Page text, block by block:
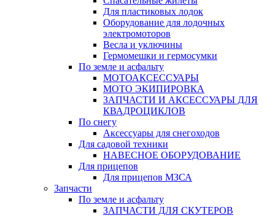
Для пластиковых лодок
Оборудование для лодочных
электромоторов
Весла и уключины
Гермомешки и гермосумки
По земле и асфальту
МОТОАКСЕССУАРЫ
МОТО ЭКИПИРОВКА
ЗАПЧАСТИ И АКСЕССУАРЫ ДЛЯ
КВАДРОЦИКЛОВ
По снегу
Аксессуары для снегоходов
Для садовой техники
НАВЕСНОЕ ОБОРУДОВАНИЕ
Для прицепов
Для прицепов МЗСА
Запчасти
По земле и асфальту
ЗАПЧАСТИ ДЛЯ СКУТЕРОВ